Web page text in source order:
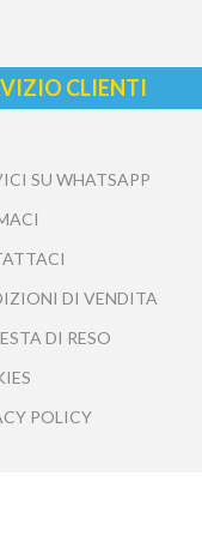
CLIENTI
SU WHATSAPP
DI VENDITA
DI RESO
POLICY